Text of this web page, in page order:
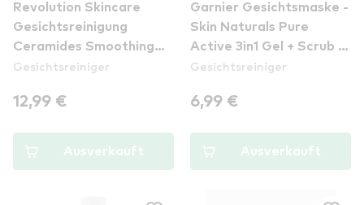
Revolution Skincare
Gesichtsreinigung
Ceramides Smoothing
Cleanser
Gesichtsreiniger
12,99 €
Ausverkauft
Garnier Gesichtsmaske -
Skin Naturals Pure
Active 3in1 Gel + Scrub +
Anti-Blackhead Mask
Gesichtsreiniger
6,99 €
Ausverkauft